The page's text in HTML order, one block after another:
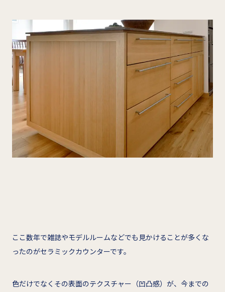
ここ数年で雑誌やモデルルームなどでも見かけることが多くな
ったのがセラミックカウンターです。
色だけでなくその表面のテクスチャー（凹凸感）が、今までの